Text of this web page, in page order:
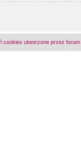
cookies utworzone przez forum